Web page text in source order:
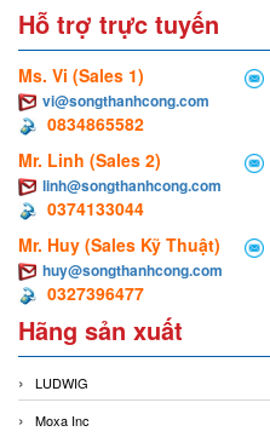
Hỗ trợ trực tuyến
Ms. Vi (Sales 1)
vi@songthanhcong.com
0834865582
Mr. Linh (Sales 2)
linh@songthanhcong.com
0374133044
Mr. Huy (Sales Kỹ Thuật)
huy@songthanhcong.com
0327396477
Hãng sản xuất
LUDWIG
Moxa Inc